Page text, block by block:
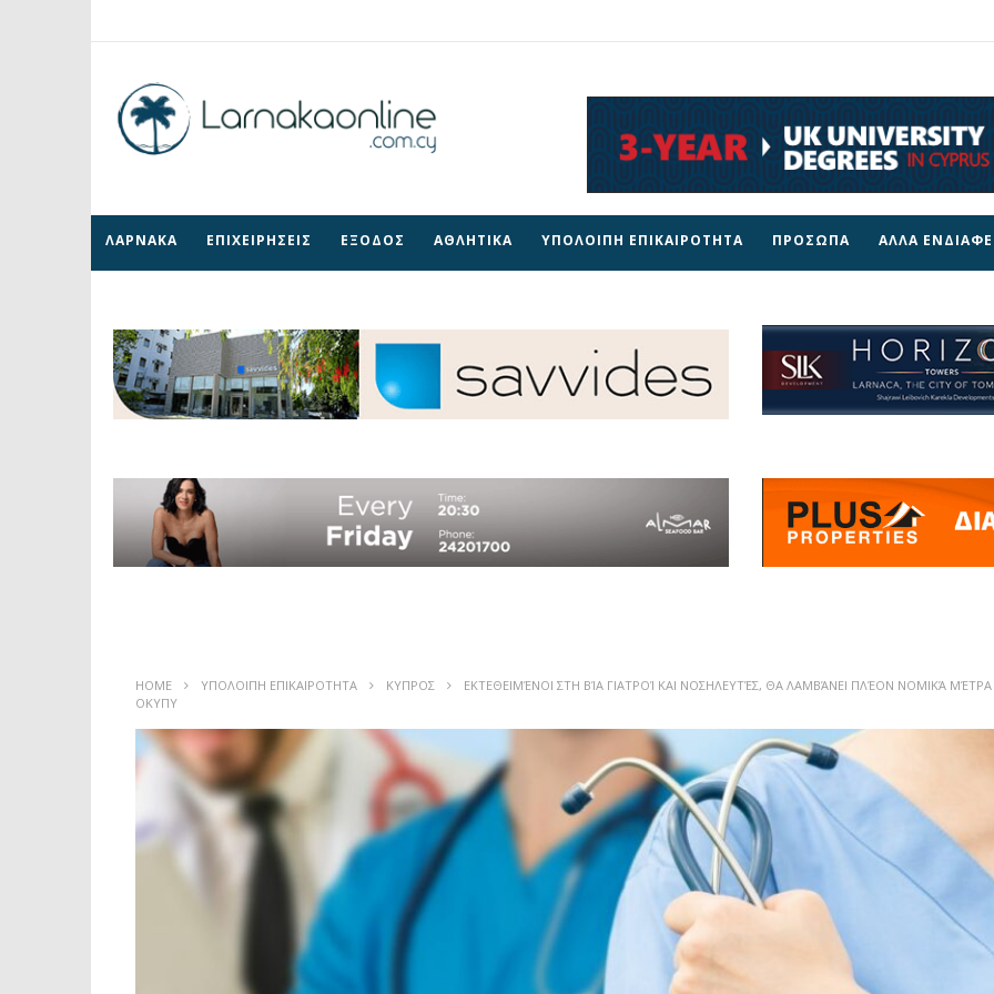
ΛΑΡΝΑΚΑ ΕΠΙΧΕΙΡΗΣΕΙΣ ΕΞΟΔΟΣ ΑΘΛΗΤΙΚΑ ΥΠΟΛΟΙΠΗ ΕΠΙΚΑΙΡΟΤΗΤΑ ΠΡΟΣΩΠΑ ΑΛΛΑ
HOME ΥΠΟΛΟΙΠΗ ΕΠΙΚΑΙΡΟΤΗΤΑ ΚΥΠΡΟΣ
ΕΚΤΕΘΕΙΜΈΝΟΙ ΣΤΗ ΒΊΑ ΓΙΑΤΡΟΊ ΚΑΙ ΝΟΣΗΛΕΥΤΈΣ, ΘΑ ΛΑΜΒΆΝΕΙ ΠΛΈΟΝ ΝΟΜΙΚΆ
ΟΚΥΠΥ